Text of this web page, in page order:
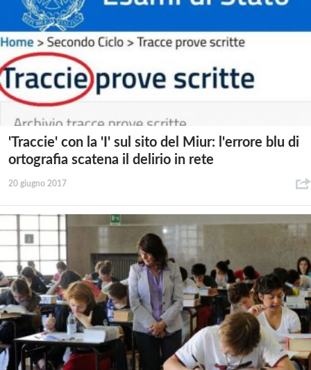
'Traccie' con la 'I' sul sito del Miur: l'errore blu di
ortografia scatena il delirio in rete
20 giugno 2017